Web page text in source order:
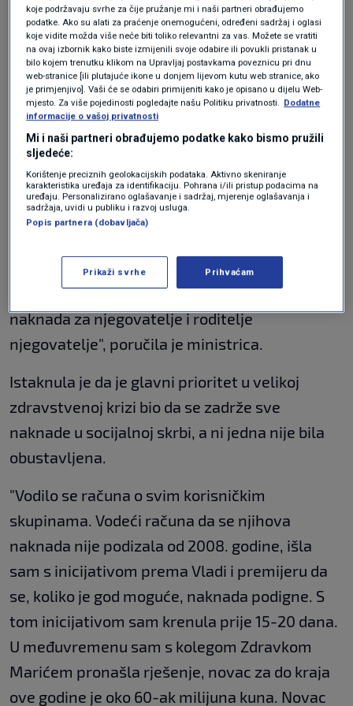
Na pitanje kada će se podići iznosi naknada za
njegovatelje i roditelje njegovatelje djece s
invaliditetom, Bedeković je naglasila da je
podizanje bilo u planu u sklopu novog Zakona o
socijalnoj skrbi, koji nije donesen zbog pojave
koronavirusa.
"Bilo je u planu donošenje novog Zakona o
socijalnoj skrbi, zakon je trebao biti donesen u
socijalnoj skrbi bio je oko pola milijarde kuna.
Tim zakonom je bilo predviđeno podizanje
naknada za njegovatelje i roditelje
njegovatelje", poručila je ministrica.
Istaknula je da je glavni prioritet u velikoj
zdravstvenoj krizi bio da se zadrže sve
naknade u socijalnoj skrbi, a ni jedna nije bila
obustavljena.
"Vodilo se računa o svim korisničkim
skupinama. Vodeći računa da se njihova
naknada nije podizala od 2008. godine, išla
sam s inicijativom prema Vladi i premijeru da
se, koliko je god moguće, naknada podigne. S
tom inicijativom sam krenula prije 15-20 dana.
U međuvremenu sam s kolegom Zdravkom
Marićem pronašla rješenje, novac za do kraja
ove godine je oko 60-ak milijuna kuna. Novac
koje podržavaju svrhe za čije pružanje mi i naši partneri obrađujemo
podatke. Ako su alati za praćenje onemogućeni, određeni sadržaj i oglasi
koje vidite možda više neće biti toliko relevantni za vas. Možete se vratiti
na ovaj izbornik kako biste izmijenili svoje odabire ili povukli pristanak u
bilo kojem trenutku klikom na Upravljaj postavkama poveznicu pri dnu
web-stranice [ili plutajuće ikone u donjem lijevom kutu web stranice, ako
je primjenjivo]. Vaši će se odabiri primijeniti kako je opisano u dijelu Web-
mjesto. Za više pojedinosti pogledajte našu Politiku privatnosti. Dodatne
informacije o vašoj privatnosti
Mi i naši partneri obrađujemo podatke kako bismo pružili
sljedeće:
Korištenje preciznih geolokacijskih podataka. Aktivno skeniranje
karakteristika uređaja za identifikaciju. Pohrana i/ili pristup podacima na
uređaju. Personalizirano oglašavanje i sadržaj, mjerenje oglašavanja i
sadržaja, uvidi u publiku i razvoj usluga.
Popis partnera (dobavljača)
Prikaži svrhe Prihvaćam